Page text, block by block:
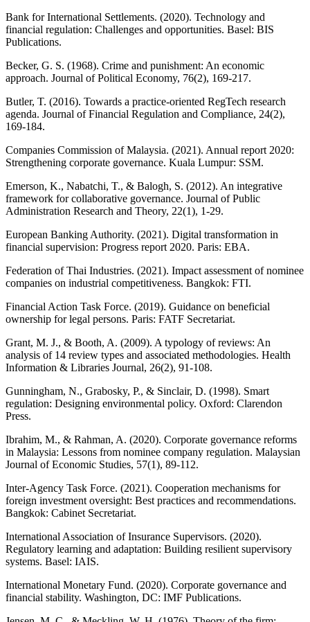
Bank for International Settlements. (2020). Technology and
financial regulation: Challenges and opportunities. Basel: BIS
Publications.
Becker, G. S. (1968). Crime and punishment: An economic
approach. Journal of Political Economy, 76(2), 169-217.
Butler, T. (2016). Towards a practice-oriented RegTech research
agenda. Journal of Financial Regulation and Compliance, 24(2),
169-184.
Companies Commission of Malaysia. (2021). Annual report 2020:
Strengthening corporate governance. Kuala Lumpur: SSM.
Emerson, K., Nabatchi, T., & Balogh, S. (2012). An integrative
framework for collaborative governance. Journal of Public
Administration Research and Theory, 22(1), 1-29.
European Banking Authority. (2021). Digital transformation in
financial supervision: Progress report 2020. Paris: EBA.
Federation of Thai Industries. (2021). Impact assessment of nominee
companies on industrial competitiveness. Bangkok: FTI.
Financial Action Task Force. (2019). Guidance on beneficial
ownership for legal persons. Paris: FATF Secretariat.
Grant, M. J., & Booth, A. (2009). A typology of reviews: An
analysis of 14 review types and associated methodologies. Health
Information & Libraries Journal, 26(2), 91-108.
Gunningham, N., Grabosky, P., & Sinclair, D. (1998). Smart
regulation: Designing environmental policy. Oxford: Clarendon
Press.
Ibrahim, M., & Rahman, A. (2020). Corporate governance reforms
in Malaysia: Lessons from nominee company regulation. Malaysian
Journal of Economic Studies, 57(1), 89-112.
Inter-Agency Task Force. (2021). Cooperation mechanisms for
foreign investment oversight: Best practices and recommendations.
Bangkok: Cabinet Secretariat.
International Association of Insurance Supervisors. (2020).
Regulatory learning and adaptation: Building resilient supervisory
systems. Basel: IAIS.
International Monetary Fund. (2020). Corporate governance and
financial stability. Washington, DC: IMF Publications.